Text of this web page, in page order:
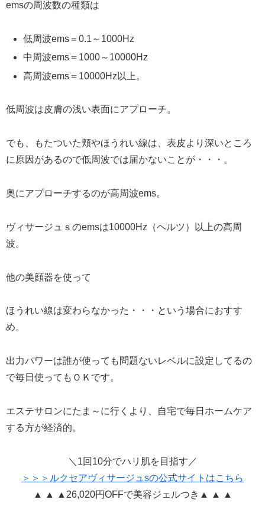
emsの周波数の種類は
低周波ems＝0.1～1000Hz
中周波ems＝1000～10000Hz
高周波ems＝10000Hz以上。
低周波は皮膚の浅い表面にアプローチ。
でも、もたついた頬やほうれい線は、表皮より深いところ
に原因があるので低周波では届かないことが・・・。
奥にアプローチするのが高周波ems。
ヴィサージュｓのemsは10000Hz（ヘルツ）以上の高周
波。
他の美顔器を使って
ほうれい線は変わらなかった・・・という場合におすす
め。
出力パワーは誰が使っても問題ないレベルに設定してるの
で毎日使ってもＯＫです。
エステサロンにたま～に行くより、自宅で毎日ホームケア
する方が経済的。
＼1回10分でハリ肌を目指す／
＞＞＞ルクセアヴィサージュsの公式サイトはこちら
▲ ▲ ▲26,020円OFFで美容ジェルつき▲ ▲ ▲